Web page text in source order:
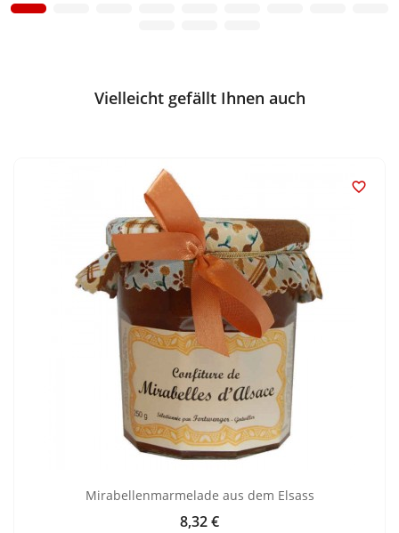
Vielleicht gefällt Ihnen auch

Mirabellenmarmelade aus dem Elsass
Preis
8,32 €